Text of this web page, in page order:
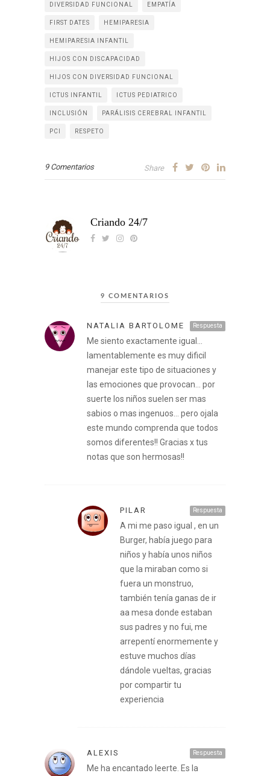
DIVERSIDAD FUNCIONAL EMPATÍA
FIRST DATES HEMIPARESIA
HEMIPARESIA INFANTIL
HIJOS CON DISCAPACIDAD
HIJOS CON DIVERSIDAD FUNCIONAL
ICTUS INFANTIL ICTUS PEDIATRICO
INCLUSIÓN PARÁLISIS CEREBRAL INFANTIL
PCI RESPETO
9 Comentarios Share
Criando 24/7
9 COMENTARIOS
Respuesta
NATALIA BARTOLOME
Me siento exactamente igual…
lamentablemente es muy dificil
manejar este tipo de situaciones y
las emociones que provocan… por
suerte los niños suelen ser mas
sabios o mas ingenuos… pero ojala
este mundo comprenda que todos
somos diferentes!! Gracias x tus
notas que son hermosas!!
Respuesta
PILAR
A mi me paso igual , en un
Burger, había juego para
niños y había unos niños
que la miraban como si
fuera un monstruo,
también tenía ganas de ir
aa mesa donde estaban
sus padres y no fui, me
arrepentí enormemente y
estuve muchos días
dándole vueltas, gracias
por compartir tu
experiencia
Respuesta
ALEXIS
Me ha encantado leerte. Es la